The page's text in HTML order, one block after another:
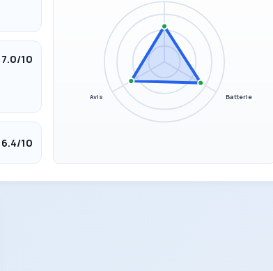
7.0/10
6.4/10
Batterie
Avis